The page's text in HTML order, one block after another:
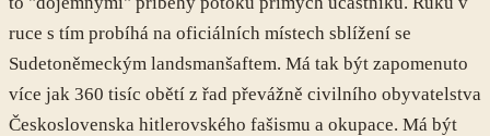
ruce s tím probíhá na oficiálních místech sblížení se
Sudetoněmeckým landsmanšaftem. Má tak být zapomenuto
více jak 360 tisíc obětí z řad převážně civilního obyvatelstva
Československa hitlerovského fašismu a okupace. Má být